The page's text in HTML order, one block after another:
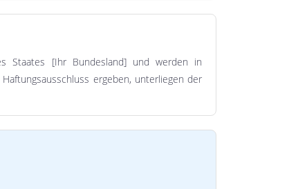
Staates [Ihr Bundesland] und werden in
ergeben, unterliegen der